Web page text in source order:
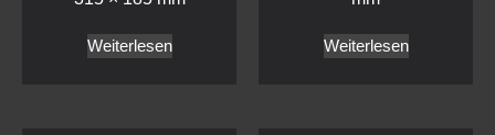
Weiterlesen Weiterlesen